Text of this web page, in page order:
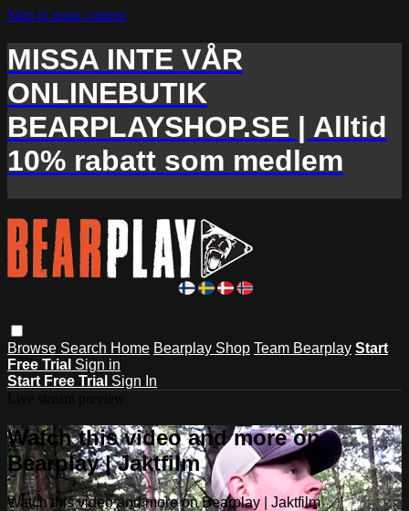
Skip to main content
MISSA INTE VÅR
ONLINEBUTIK
BEARPLAYSHOP.SE | Alltid
10% rabatt som medlem
Browse Search Home Bearplay Shop Team Bearplay Start
Free Trial Sign in
Start Free Trial Sign In
Watch this video and more on
Bearplay | Jaktfilm
Watch this video and more on Bearplay | Jaktfilm